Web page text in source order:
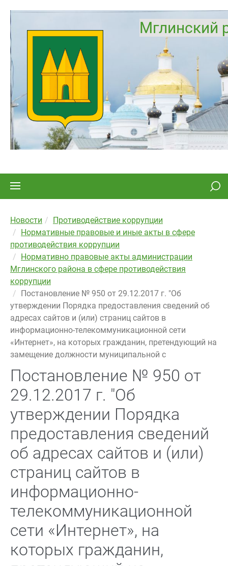
Мглинский
Новости
Противодействие коррупции
Нормативные правовые и иные акты в сфере
противодействия коррупции
Нормативно правовые акты администрации
Мглинского района в сфере противодействия
коррупции
Постановление № 950 от 29.12.2017 г. "Об
утверждении Порядка предоставления сведений об
адресах сайтов и (или) страниц сайтов в
информационно-телекоммуникационной сети
«Интернет», на которых гражданин, претендующий на
замещение должности муниципальной с
Постановление № 950 от
29.12.2017 г. "Об
утверждении Порядка
предоставления сведений
об адресах сайтов и (или)
страниц сайтов в
информационно-
телекоммуникационной
сети «Интернет», на
которых гражданин,